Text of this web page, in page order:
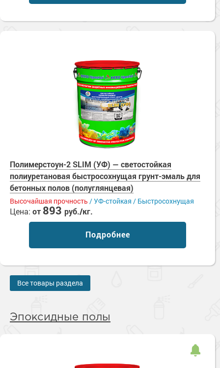
Сопутствующие товары
Морозостойкие краски для металла
Морозостойкие краски для фасада
Полимерстоун-2 SLIM (УФ) — светостойкая
полиуретановая быстросохнущая грунт-эмаль для
бетонных полов (полуглянцевая)
Высочайшая прочность / УФ-стойкая / Быстросохнущая
Цена: от 893 руб./кг.
Подробнее
Все товары раздела
Эпоксидные полы